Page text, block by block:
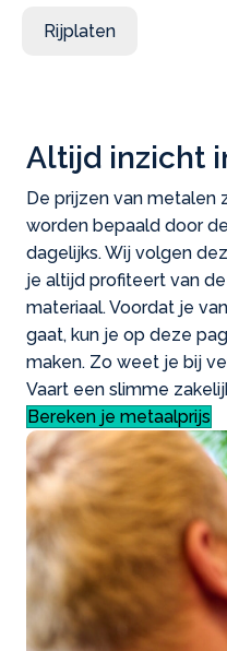
Rijplaten
Altijd inzicht
De prijzen van metalen
worden bepaald door
dagelijks. Wij volgen
je altijd profiteert van
materiaal. Voordat je
gaat, kun je op deze
maken. Zo weet je bij
Vaart een slimme
Bereken je metaalprijs